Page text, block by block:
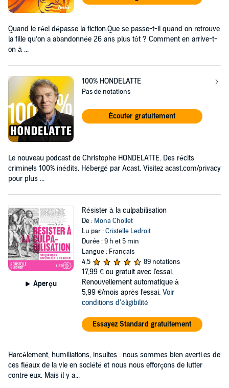
Quand le réel dépasse la fiction.Que se passe-t-il quand on retrouve
la fille qu’on a abandonnée 26 ans plus tôt ? Comment en arrive-t-
on à ...
100% HONDELATTE
Pas de notations
Écouter gratuitement
Le nouveau podcast de Christophe HONDELATTE. Des récits
criminels 100% inédits. Hébergé par Acast. Visitez acast.com/privacy
pour plus ...
Aperçu
Résister à la culpabilisation
De : Mona Chollet
Lu par :Cristelle Ledroit
Durée : 9 h et 5 min
Langue : Français
4,5
89 notations
17,99 € ou gratuit avec l'essai.
Renouvellement automatique à
5,99 €/mois après l'essai. Voir
conditions d'éligibilité
Essayez Standard gratuitement
Harcèlement, humiliations, insultes : nous sommes bien averti.es de
ces fléaux de la vie en société et nous nous efforçons de lutter
contre eux. Mais il y a...